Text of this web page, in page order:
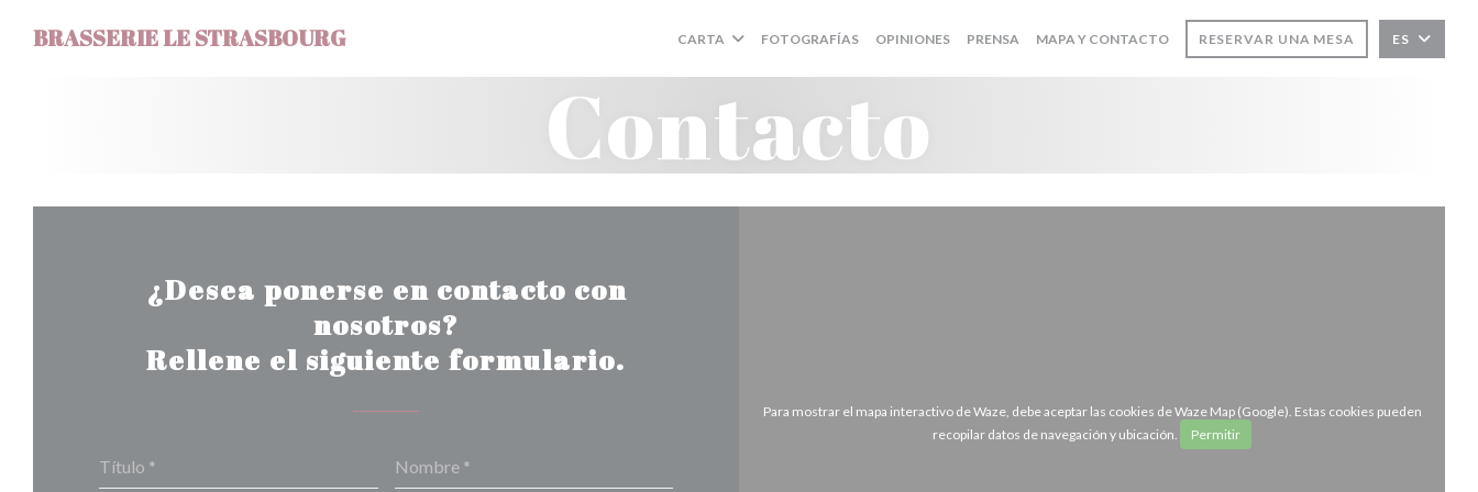
BRASSERIE LE STRASBOURG CARTA FOTOGRAFÍAS OPINIONES PRENSA MAPA Y CONTACTO RESERVAR UNA MESA ES
Contacto
¿Desea ponerse en contacto con
nosotros?
Rellene el siguiente formulario.
Para mostrar el mapa interactivo de Waze, debe aceptar las cookies de Waze Map (Google). Estas cookies pueden
recopilar datos de navegación y ubicación.
Permitir